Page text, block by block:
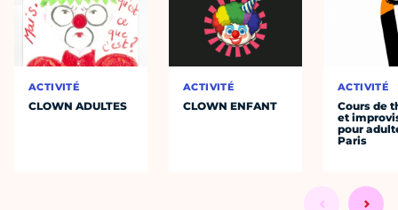
ACTIVITÉ
CLOWN ADULTES
ACTIVITÉ
CLOWN ENFANT
ACTIVITÉ
Cours de
et
pour
Paris